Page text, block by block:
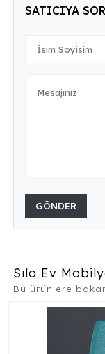
SATICIYA
GÖNDER
Sıla Ev
Bu ürünlere